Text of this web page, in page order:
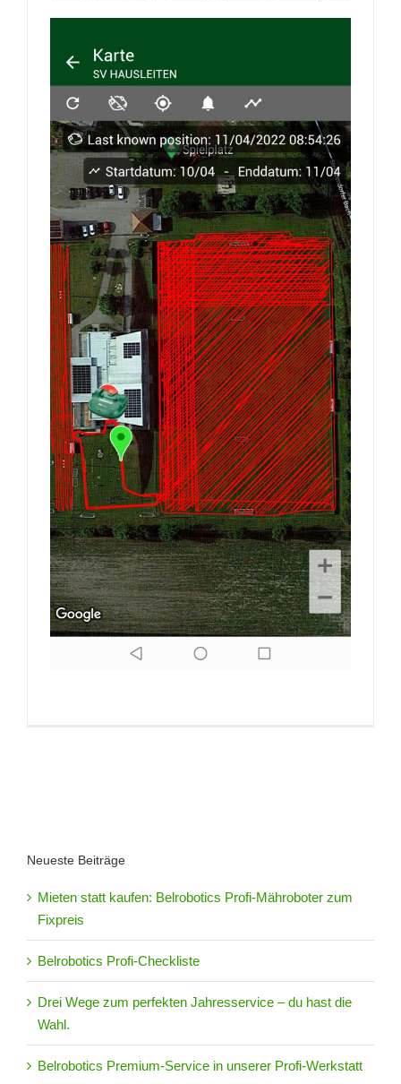
Neueste Beiträge
Mieten statt kaufen: Belrobotics Profi-Mähroboter zum
Fixpreis
Belrobotics Profi-Checkliste
Drei Wege zum perfekten Jahresservice – du hast die
Wahl.
Belrobotics Premium-Service in unserer Profi-Werkstatt